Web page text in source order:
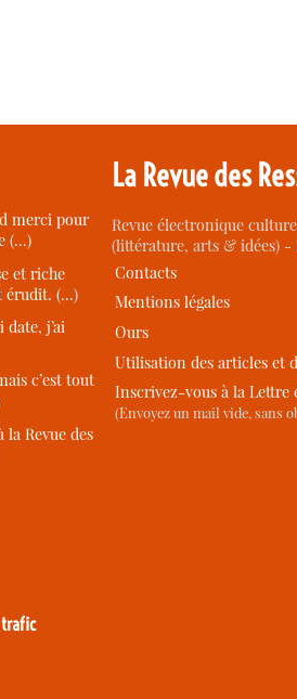
merci pour
(…)
et riche
érudit. (…)
j’ai
c’est tout
Revue des
trafic
La Revue des
Revue électronique
(littérature, arts & idées) -
Contacts
Mentions légales
Ours
Utilisation des articles et
Inscrivez-vous à la Lettre
(Envoyez un mail vide, sans